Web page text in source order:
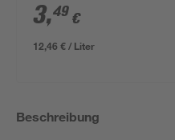
3,49 €
12,46 € / Liter
Beschreibung